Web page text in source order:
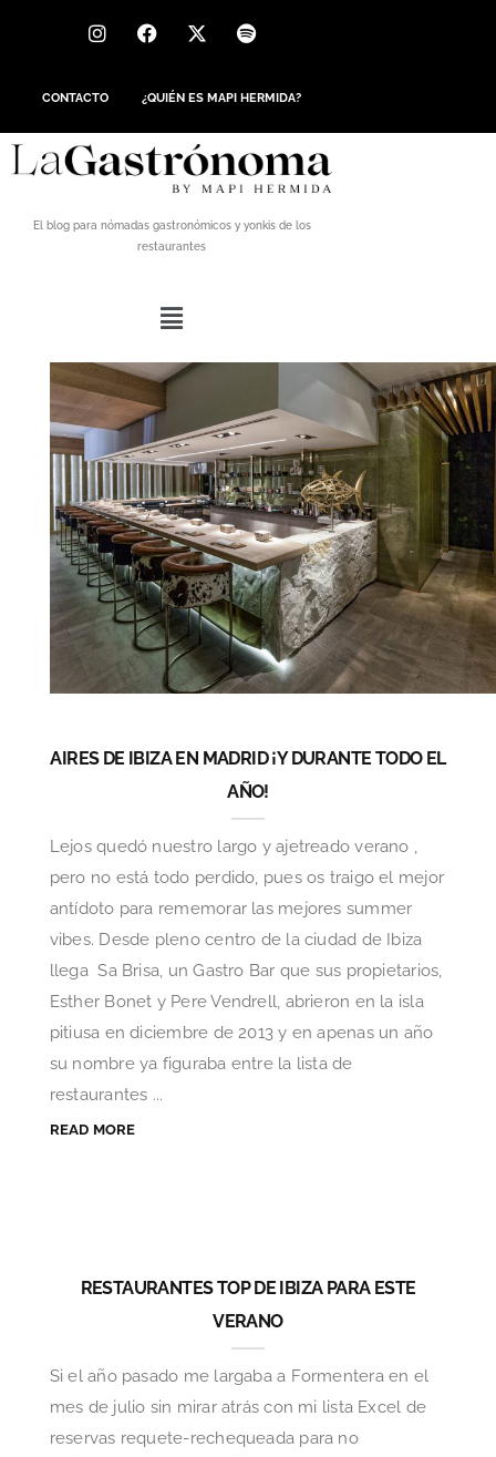
CONTACTO ¿QUIÉN ES MAPI HERMIDA?
El blog para nómadas gastronómicos y yonkis de los
restaurantes
AIRES DE IBIZA EN MADRID ¡Y DURANTE TODO EL
AÑO!
Lejos quedó nuestro largo y ajetreado verano ,
pero no está todo perdido, pues os traigo el mejor
antídoto para rememorar las mejores summer
vibes. Desde pleno centro de la ciudad de Ibiza
llega Sa Brisa, un Gastro Bar que sus propietarios,
Esther Bonet y Pere Vendrell, abrieron en la isla
pitiusa en diciembre de 2013 y en apenas un año
su nombre ya figuraba entre la lista de
restaurantes ...
READ MORE
RESTAURANTES TOP DE IBIZA PARA ESTE
VERANO
Si el año pasado me largaba a Formentera en el
mes de julio sin mirar atrás con mi lista Excel de
reservas requete-rechequeada para no